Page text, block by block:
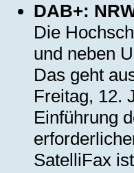
DAB+:
Die
und neben
Das geht
Freitag, 12.
Einführung
SatelliFax